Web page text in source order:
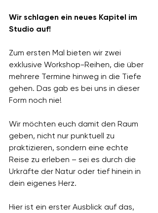
Wir schlagen ein neues Kapitel im
Studio auf!
Zum ersten Mal bieten wir zwei
exklusive Workshop-Reihen, die über
mehrere Termine hinweg in die Tiefe
gehen. Das gab es bei uns in dieser
Form noch nie!
Wir möchten euch damit den Raum
geben, nicht nur punktuell zu
praktizieren, sondern eine echte
Reise zu erleben – sei es durch die
Urkräfte der Natur oder tief hinein in
dein eigenes Herz.
Hier ist ein erster Ausblick auf das,